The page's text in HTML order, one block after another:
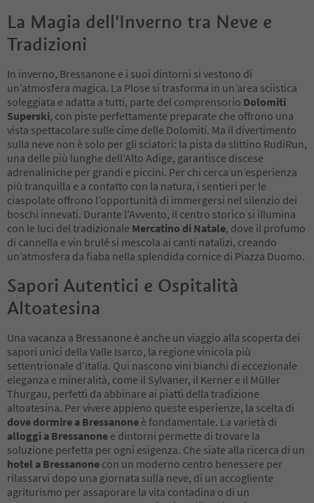
La Magia dell'Inverno tra Neve e
Tradizioni
In inverno, Bressanone e i suoi dintorni si vestono di
un’atmosfera magica. La Plose si trasforma in un’area sciistica
soleggiata e adatta a tutti, parte del comprensorio Dolomiti
Superski, con piste perfettamente preparate che offrono una
vista spettacolare sulle cime delle Dolomiti. Ma il divertimento
sulla neve non è solo per gli sciatori: la pista da slittino RudiRun,
una delle più lunghe dell’Alto Adige, garantisce discese
adrenaliniche per grandi e piccini. Per chi cerca un’esperienza
più tranquilla e a contatto con la natura, i sentieri per le
ciaspolate offrono l’opportunità di immergersi nel silenzio dei
boschi innevati. Durante l’Avvento, il centro storico si illumina
con le luci del tradizionale Mercatino di Natale, dove il profumo
di cannella e vin brulé si mescola ai canti natalizi, creando
un’atmosfera da fiaba nella splendida cornice di Piazza Duomo.
Sapori Autentici e Ospitalità
Altoatesina
Una vacanza a Bressanone è anche un viaggio alla scoperta dei
sapori unici della Valle Isarco, la regione vinicola più
settentrionale d’Italia. Qui nascono vini bianchi di eccezionale
eleganza e mineralità, come il Sylvaner, il Kerner e il Müller
Thurgau, perfetti da abbinare ai piatti della tradizione
altoatesina. Per vivere appieno queste esperienze, la scelta di
dove dormire a Bressanone è fondamentale. La varietà di
alloggi a Bressanone e dintorni permette di trovare la
soluzione perfetta per ogni esigenza. Che siate alla ricerca di un
hotel a Bressanone con un moderno centro benessere per
rilassarvi dopo una giornata sulla neve, di un accogliente
agriturismo per assaporare la vita contadina o di un